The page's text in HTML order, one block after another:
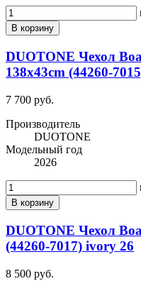
В корзину
DUOTONE Чехол
138x43cm (44260-
7 700 руб.
Производитель
DUOTONE
Модельный год
2026
В корзину
DUOTONE Чехол
(44260-7017) ivory 26
8 500 руб.